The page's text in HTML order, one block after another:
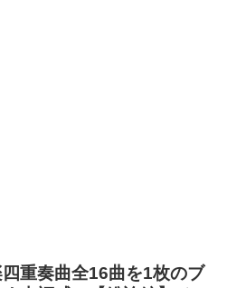
重奏曲全16曲を1枚のブ